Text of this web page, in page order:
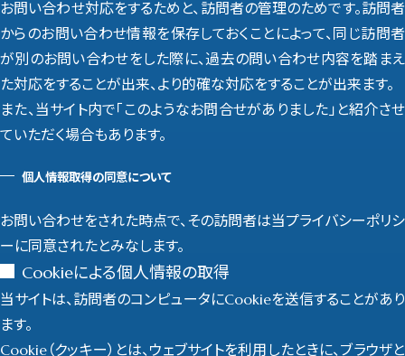
お問い合わせ対応をするためと、訪問者の管理のためです。訪問者
からのお問い合わせ情報を保存しておくことによって、同じ訪問者
が別のお問い合わせをした際に、過去の問い合わせ内容を踏まえ
た対応をすることが出来、より的確な対応をすることが出来ます。
また、当サイト内で「このようなお問合せがありました」と紹介させ
ていただく場合もあります。
個人情報取得の同意について
お問い合わせをされた時点で、その訪問者は当プライバシーポリシ
ーに同意されたとみなします。
Cookieによる個人情報の取得
当サイトは、訪問者のコンピュータにCookieを送信することがあり
ます。
Cookie（クッキー）とは、ウェブサイトを利用したときに、ブラウザと